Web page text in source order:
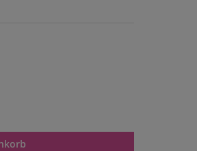
um die Anzahl zu erhöhen